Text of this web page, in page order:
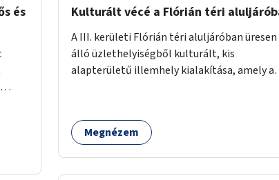
és
Kulturált vécé a Flórián téri
A III. kerületi Flórián téri aluljáróban üresen
álló üzlethelyiségből kulturált, kis
alapterületű illemhely kialakítása, amely a
Megnézem